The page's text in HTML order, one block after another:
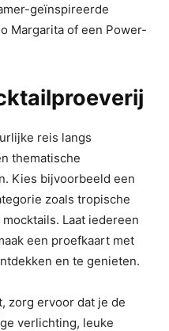
geïnspireerde
Margarita of een Power-
reis langs
thematische
Kies bijvoorbeeld een
zoals tropische
Laat iedereen
een proefkaart met
en te genieten.
zorg ervoor dat je de
verlichting, leuke